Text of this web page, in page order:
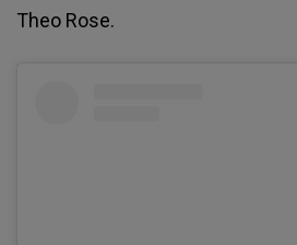
Theo Rose.